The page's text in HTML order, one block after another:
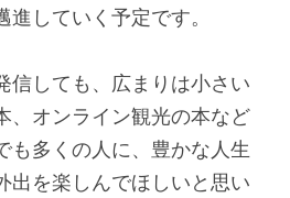
していく予定です。
信しても、広まりは小さい
、オンライン観光の本など
も多くの人に、豊かな人生
出を楽しんでほしいと思い